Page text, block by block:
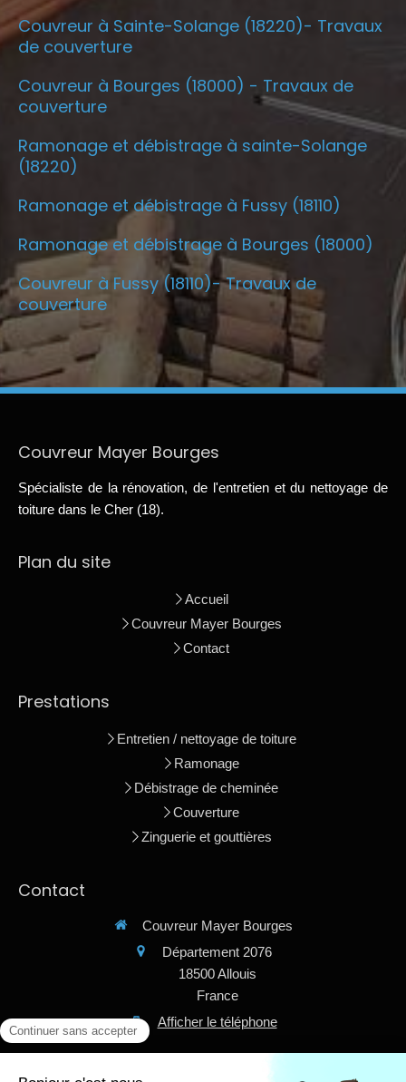
Couvreur à Sainte-Solange (18220)- Travaux
de couverture
Couvreur à Bourges (18000) - Travaux de
couverture
Ramonage et débistrage à sainte-Solange
(18220)
Ramonage et débistrage à Fussy (18110)
Ramonage et débistrage à Bourges (18000)
Couvreur à Fussy (18110)- Travaux de
couverture
Couvreur Mayer Bourges
Spécialiste de la rénovation, de l'entretien et du nettoyage de
toiture dans le Cher (18).
Plan du site
Accueil
Couvreur Mayer Bourges
Contact
Prestations
Entretien / nettoyage de toiture
Ramonage
Débistrage de cheminée
Couverture
Zinguerie et gouttières
Contact
Couvreur Mayer Bourges
Département 2076
18500 Allouis
France
Afficher le téléphone